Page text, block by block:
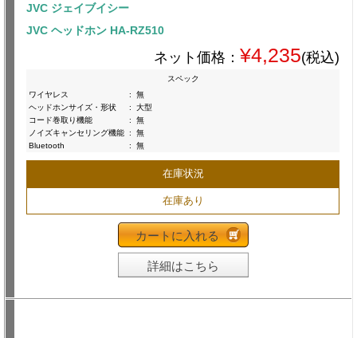
JVC ジェイブイシー
JVC ヘッドホン HA-RZ510
ネット価格： ¥4,235(税込)
スペック
ワイヤレス
:
無
ヘッドホンサイズ・形状
:
大型
コード巻取り機能
:
無
ノイズキャンセリング機能 :
無
Bluetooth
: 無
在庫状況
在庫あり
カートに入れる
詳細はこちら